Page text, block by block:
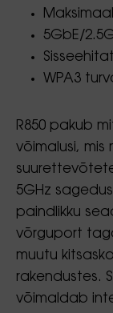
5GbE/
WPA3
R850 pakub
võimalusi, mis
5GHz
paindlikku
võrguport
muutu
rakendustes.
võimaldab